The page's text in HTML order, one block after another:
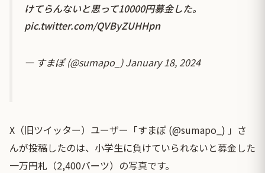
けてらんないと思って10000円募金した。
pic.twitter.com/QVByZUHHpn
— すまぽ (@sumapo_)January 18, 2024
X（旧ツイッター）ユーザー「すまぽ (@sumapo_) 」さ
んが投稿したのは、小学生に負けていられないと募金した
一万円札（2,400バーツ）の写真です。